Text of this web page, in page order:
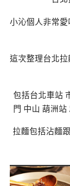
小沁個人非常
這次整理台北
包括台北車站
門 中山 葫洲站
拉麵包括沾麵